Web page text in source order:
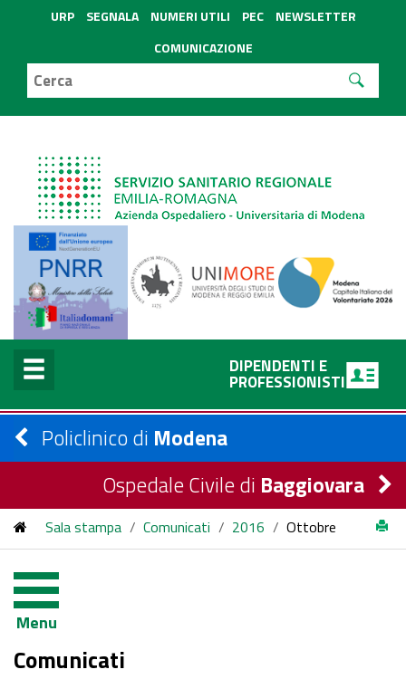
URP SEGNALA NUMERI UTILI PEC
NEWSLETTER
COMUNICAZIONE
DIPENDENTI E
PROFESSIONISTI
Policlinico di Modena
Ospedale Civile di Baggiovara
Sala stampa / Comunicati / 2016 / Ottobre
Menu
Comunicati